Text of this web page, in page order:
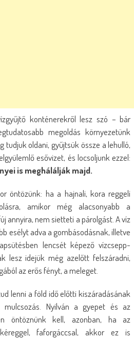
konténerekről lesz szó – bár
megoldás környezetünk
tudjuk oldani, gyűjtsük össze a lehulló,
esővizet, és locsoljunk ezzel:
is meghálálják majd.
öntözünk: ha a hajnali, kora reggeli
amikor még alacsonyabb a
annyira, nem sietteti a párolgást. A víz
esélyt adva a gombásodásnak, illetve
lencsét képező vízcsepp-
lesz idejük még azelőtt felszáradni,
az erős fényt, a meleget.
lenni a föld idő előtti kiszáradásának
mulcsozás. Nyilván a gyepet és az
öntöznünk kell, azonban, ha az
faforgáccsal, akkor ez is